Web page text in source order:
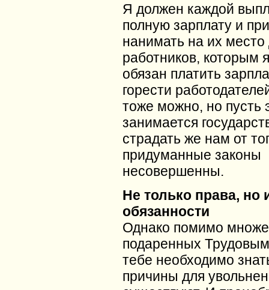
Я должен каждой
полную зарплату и
нанимать на их место
работников, которым
обязан платить
горести
тоже можно, но пусть
занимается
страдать же нам от
придуманные законы
несовершенны.
Не только права, но
обязанности
Однако помимо
подаренных
тебе необходимо
причины для